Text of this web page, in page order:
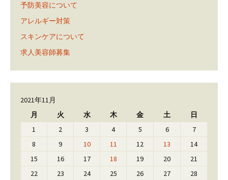
予防美容について
アレルギー対策
スキンケアについて
求人美容師募集
2021年11月
月
火 水 木 金 土 日
1 2 3 4 5 6
7
8
9 10 11 12 13
14
15
16 17 18 19 20
21
22
23 24 25 26 27
28